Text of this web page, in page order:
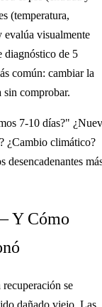
(temperatura,
evalúa visualmente
diagnóstico de 5
común: cambiar la
sin comprobar.
7-10 días?"
¿Cambio climático?
desencadenantes
Y Cómo
se